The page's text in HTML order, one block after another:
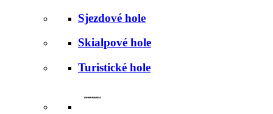
Sjezdové hole
Skialpové hole
Turistické hole